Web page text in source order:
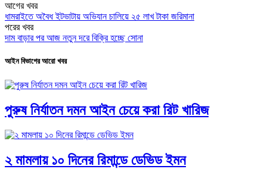
আগের খবর
ধামরাইতে অবৈধ ইটভাটায় অভিযান চালিয়ে ২৫ লাখ টাকা জরিমানা
পরের খবর
দাম বাড়ার পর আজ নতুন দরে বিক্রি হচ্ছে সোনা
আইন বিভাগের আরো খবর
পুরুষ নির্যাতন দমন আইন চেয়ে করা রিট খারিজ
২ মামলায় ১০ দিনের রিমান্ডে ডেভিড ইমন